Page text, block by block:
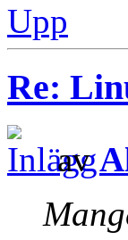
Upp
Re:
av